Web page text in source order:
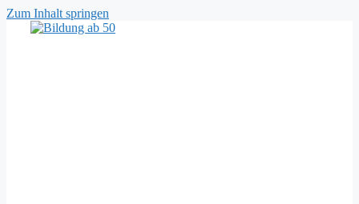
Zum Inhalt springen